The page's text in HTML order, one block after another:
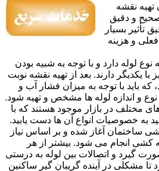
تهیه نقشه
و دقیق
تأثیر بسیار
و هزینه
لوله دارد و با توجه به شبیه بودن
با یکدیگر دارند. بعد از تهیه نقشه نوبت
که باید با توجه به میزان فشار آب و
و اندازه لوله ها مشخص و تهیه شود.
مختلف در بازار موجود هستند که با
به خصوصیات انواع آن ها دست یابید.
ساختمان آغاز شده و بر اساس نیاز
کشی انجام می شود. بیشتر از هر
گیرد و اتصالات بین لوله به درستی
مشکلی در آینده گریبان گیر ساکنین